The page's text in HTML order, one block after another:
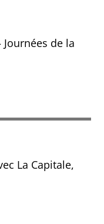
de la
La Capitale,